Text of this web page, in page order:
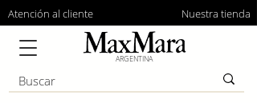
Atención al cliente Nuestra tienda
ARGENTINA